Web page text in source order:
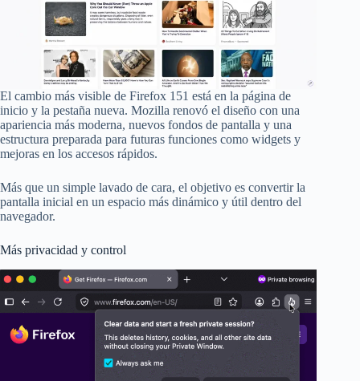
El cambio más visible de Firefox 151 está en la página de
inicio y la pestaña nueva. Mozilla renovó el diseño con una
apariencia más moderna, nuevos fondos de pantalla y una
estructura preparada para futuras funciones como widgets y
mejoras en los accesos rápidos.
Más que un simple lavado de cara, el objetivo es convertir la
pantalla inicial en un espacio más dinámico y útil dentro del
navegador.
Más privacidad y control